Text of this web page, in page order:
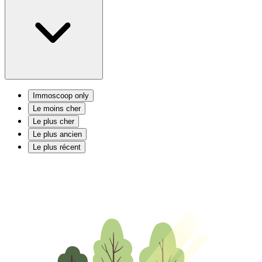
Immoscoop only
Le moins cher
Le plus cher
Le plus ancien
Le plus récent